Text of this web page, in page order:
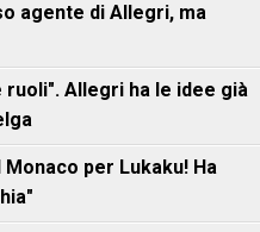
agente di Allegri, ma
ruoli". Allegri ha le idee già
per Lukaku! Ha